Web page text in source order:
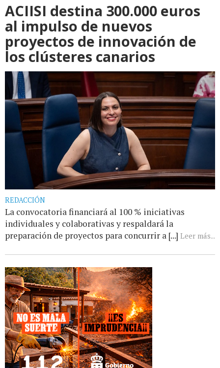
ACIISI destina 300.000 euros
al impulso de nuevos
proyectos de innovación de
los clústeres canarios
REDACCIÓN
La convocatoria financiará al 100 % iniciativas
individuales y colaborativas y respaldará la
preparación de proyectos para concurrir a [...] Leer más...